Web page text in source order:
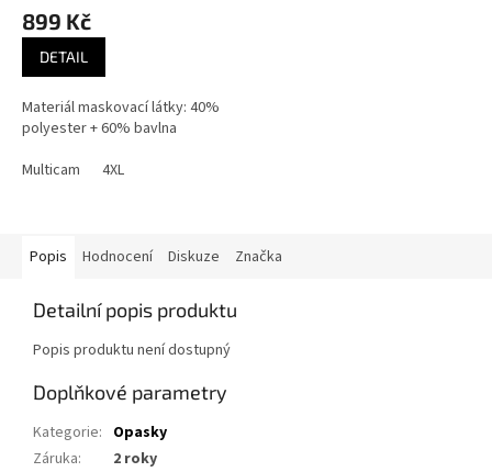
899 Kč
DETAIL
Materiál maskovací látky: 40%
polyester + 60% bavlna
Multicam
4XL
Popis Hodnocení Diskuze Značka
Detailní popis produktu
Popis produktu není dostupný
Doplňkové parametry
Kategorie: Opasky
Záruka:
2 roky